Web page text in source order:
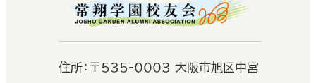
住所： 〒535-0003 大阪市旭区中宮